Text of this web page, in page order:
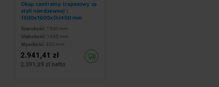
Okap centralny trapezowy ze
stali nierdzewnej |
1500x1600x(h)450 mm
Szerokość: 1500 mm
Głębokość: 1600 mm
Wysokość: 450 mm
2.941,41 zł
2.391,39 zł netto